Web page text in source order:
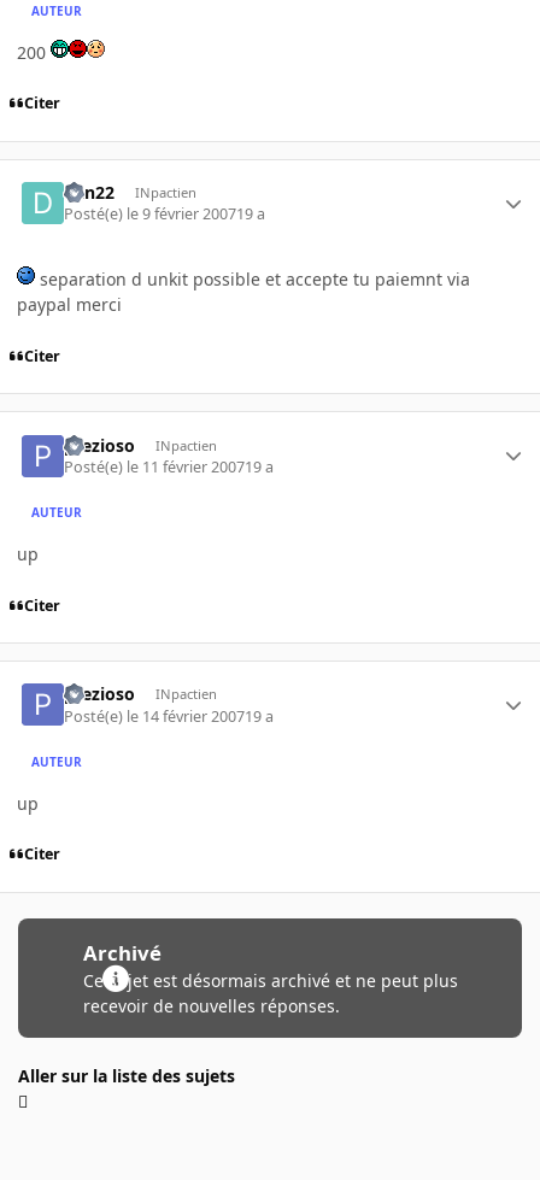
AUTEUR
200
Citer
dan22 INpactien
Posté(e) le 9 février 200719 a
separation d unkit possible et accepte tu paiemnt via
paypal merci
Citer
prezioso INpactien
Posté(e) le 11 février 200719 a
AUTEUR
up
Citer
prezioso INpactien
Posté(e) le 14 février 200719 a
AUTEUR
up
Citer
Archivé
Ce sujet est désormais archivé et ne peut plus
recevoir de nouvelles réponses.
Aller sur la liste des sujets